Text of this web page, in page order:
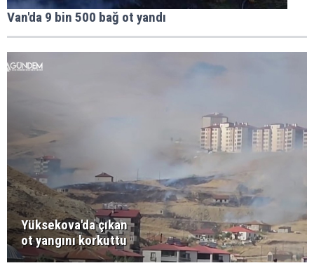
Van'da 9 bin 500 bağ ot yandı
Yüksekova'da çıkan
ot yangını korkuttu